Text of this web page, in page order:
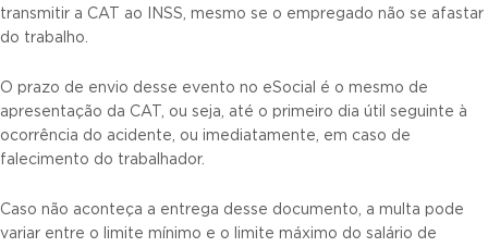
transmitir a CAT ao INSS, mesmo se o empregado não se afastar
do trabalho.
O prazo de envio desse evento no eSocial é o mesmo de
apresentação da CAT, ou seja, até o primeiro dia útil seguinte à
ocorrência do acidente, ou imediatamente, em caso de
falecimento do trabalhador.
Caso não aconteça a entrega desse documento, a multa pode
variar entre o limite mínimo e o limite máximo do salário de